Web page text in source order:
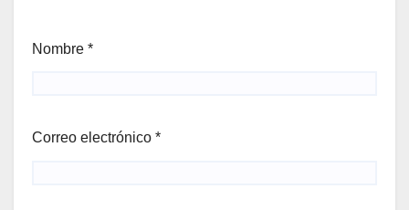
Nombre *
Correo electrónico *